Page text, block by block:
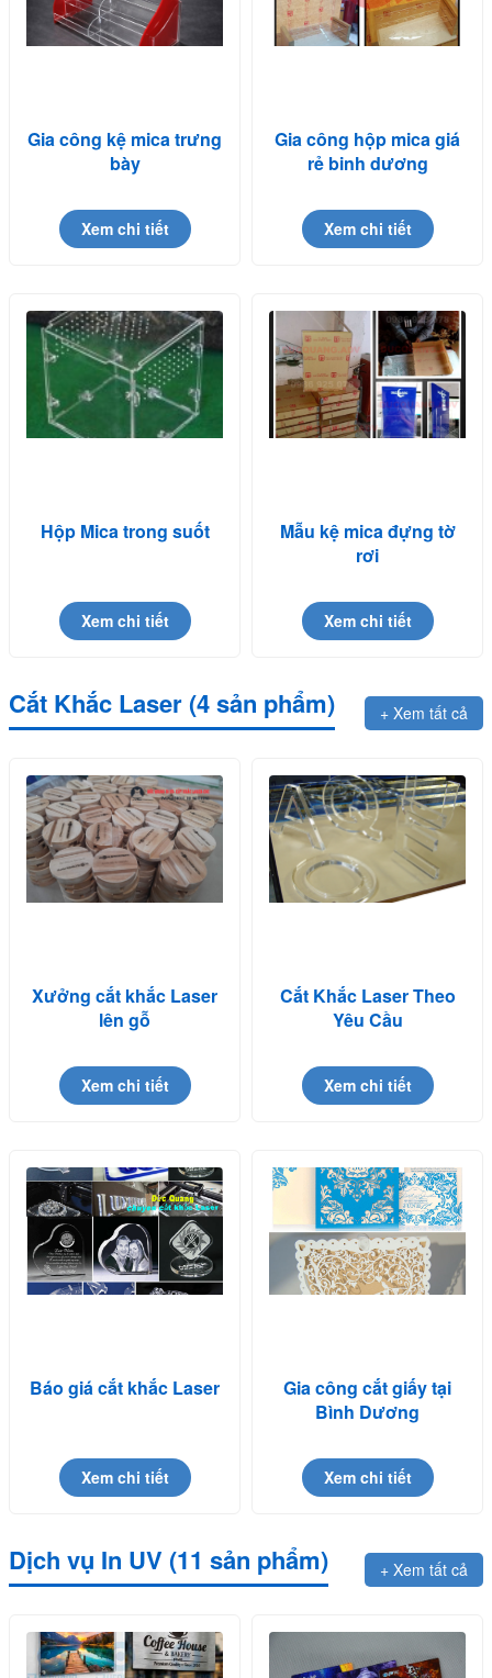
Gia công kệ mica trưng
bày
Xem chi tiết
Gia công hộp mica giá
rẻ binh dương
Xem chi tiết
Hộp Mica trong suốt
Xem chi tiết
Mẫu kệ mica đựng tờ
rơi
Xem chi tiết
Cắt Khắc Laser (4 sản phẩm) + Xem tất cả
Xưởng cắt khắc Laser
lên gỗ
Xem chi tiết
Cắt Khắc Laser Theo
Yêu Cầu
Xem chi tiết
Báo giá cắt khắc Laser
Xem chi tiết
Gia công cắt giấy tại
Bình Dương
Xem chi tiết
Dịch vụ In UV (11 sản phẩm) + Xem tất cả